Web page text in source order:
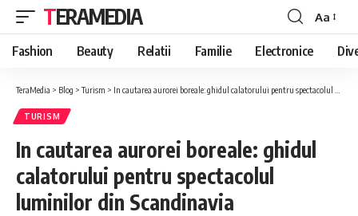
TERAMEDIA
Font
Resizer
Aa
Fashion Beauty Relatii Familie Electronice
TeraMedia > Blog >Turism > In cautarea aurorei boreale: ghidul calatorului pentru spectacolul luminilor din Scandinavia
TURISM
In cautarea aurorei boreale: ghidul
calatorului pentru spectacolul
luminilor din Scandinavia